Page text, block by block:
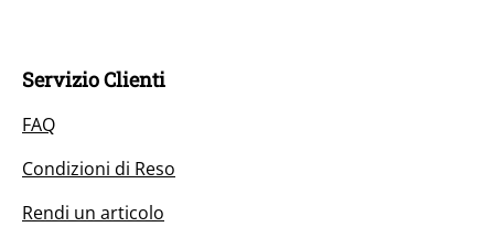
Servizio Clienti
FAQ
Condizioni di Reso
Rendi un articolo